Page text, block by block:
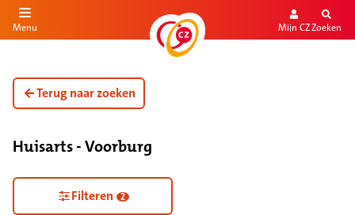
de inhoud
Menu Mijn CZZoeken
Terug naar zoeken
Huisarts - Voorburg
Zorgdiensten verborgen
Filteren 2